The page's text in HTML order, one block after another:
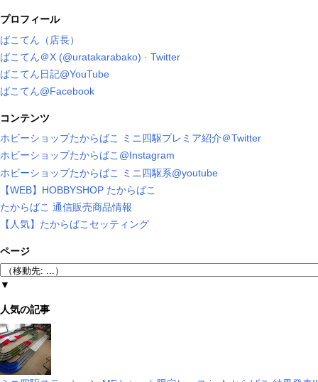
プロフィール
ばこてん（店長）
ばこてん＠X (@uratakarabako) · Twitter
ばこてん日記@YouTube
ばこてん@Facebook
コンテンツ
ホビーショップたからばこ ミニ四駆プレミア紹介＠Twitter
ホビーショップたからばこ@Instagram
ホビーショップたからばこ ミニ四駆系@youtube
【WEB】HOBBYSHOP たからばこ
たからばこ 通信販売商品情報
【人気】たからばこセッティング
ページ
▼
人気の記事